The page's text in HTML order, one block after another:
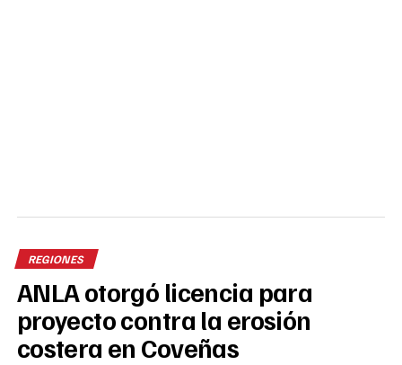
REGIONES
ANLA otorgó licencia para
proyecto contra la erosión
costera en Coveñas